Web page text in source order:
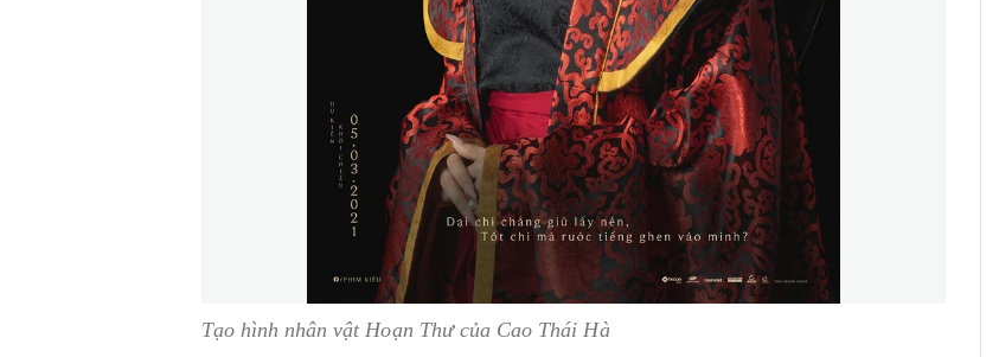
Tạo hình nhân vật Hoạn Thư của Cao Thái Hà